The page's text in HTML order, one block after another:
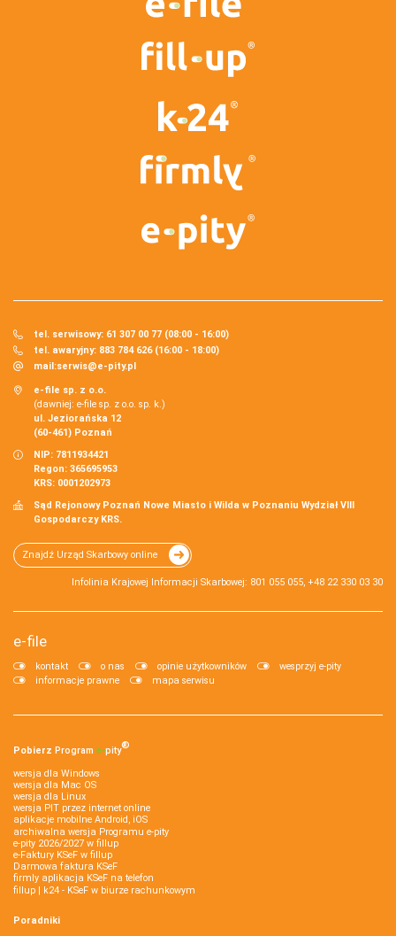
tel. serwisowy: 61 307 00 77 (08:00 - 16:00)
tel. awaryjny: 883 784 626 (16:00 - 18:00)
mail:serwis@e-pity.pl
e-file sp. z o.o.
(dawniej: e-file sp. z o.o. sp. k.)
ul. Jeziorańska 12
(60-461) Poznań
NIP: 7811934421
Regon: 365695953
KRS: 0001202973
Sąd Rejonowy Poznań Nowe Miasto i Wilda w Poznaniu Wydział VIII
Gospodarczy KRS.
Znajdź Urząd Skarbowy online
Infolinia Krajowej Informacji Skarbowej: 801 055 055, +48 22 330 03 30
e-file
kontakt o nas opinie użytkowników
wesprzyj e-pity
informacje prawne
mapa serwisu
Pobierz Program e‑pity®
wersja dla Windows
wersja dla Mac OS
wersja dla Linux
wersja PIT przez internet online
aplikacje mobilne Android, iOS
archiwalna wersja Programu e-pity
e-pity 2026/2027 w fillup
e‑Faktury KSeF w fillup
Darmowa faktura KSeF
firmly aplikacja KSeF na telefon
fillup | k24 - KSeF w biurze rachunkowym
Poradniki